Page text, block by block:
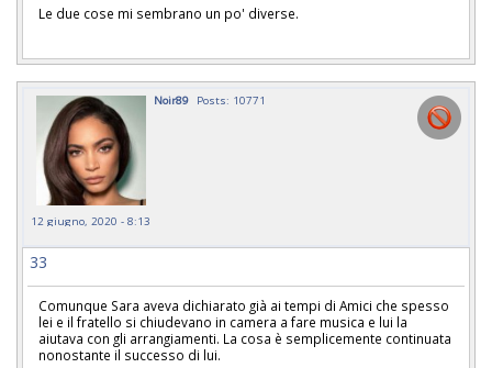
Le due cose mi sembrano un po' diverse.
Noir89 Posts: 10771
12 giugno, 2020 - 8:13
33
Comunque Sara aveva dichiarato già ai tempi di Amici che spesso
lei e il fratello si chiudevano in camera a fare musica e lui la
aiutava con gli arrangiamenti. La cosa è semplicemente continuata
nonostante il successo di lui.